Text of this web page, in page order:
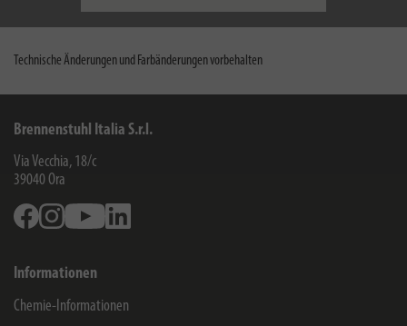
Technische Änderungen und Farbänderungen vorbehalten
Brennenstuhl Italia S.r.l.
Via Vecchia, 18/c
39040Ora
FacebookInstagramYoutube
Informationen
Chemie-Informationen